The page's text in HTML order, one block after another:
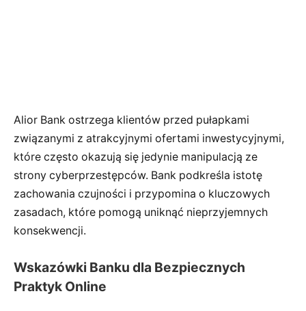
Alior Bank ostrzega klientów przed pułapkami
związanymi z atrakcyjnymi ofertami inwestycyjnymi,
które często okazują się jedynie manipulacją ze
strony cyberprzestępców. Bank podkreśla istotę
zachowania czujności i przypomina o kluczowych
zasadach, które pomogą uniknąć nieprzyjemnych
konsekwencji.
Wskazówki Banku dla Bezpiecznych
Praktyk Online